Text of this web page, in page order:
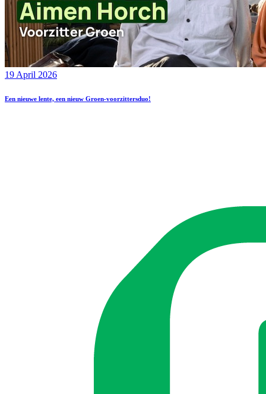
19 April 2026
Een nieuwe lente, een nieuw Groen-voorzittersduo!